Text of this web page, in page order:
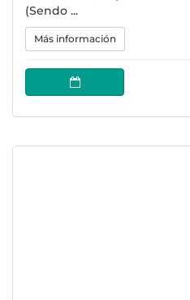
(Sendo ...
Más información